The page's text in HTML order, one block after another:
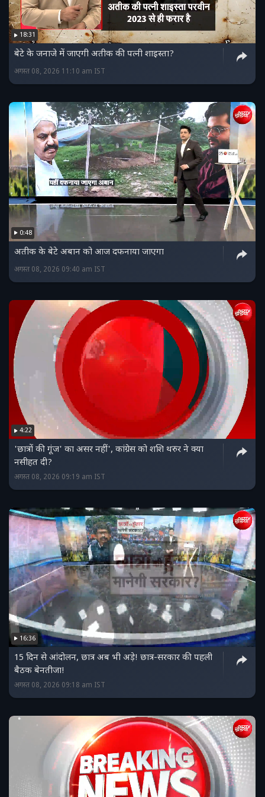
18:31
बेटे के जनाजे में जाएगी अतीक की पत्नी शाइस्ता?
अगस्त 08, 2026 11:10 am IST
0:48
अतीक के बेटे अबान को आज दफनाया जाएगा
अगस्त 08, 2026 09:40 am IST
4:22
'छात्रों की गूंज' का असर नहीं', कांग्रेस को शशि थरुर ने क्या
नसीहत दी?
अगस्त 08, 2026 09:19 am IST
16:36
15 दिन से आंदोलन, छात्र अब भी अड़े! छात्र-सरकार की पहली
बैठक बेनतीजा!
अगस्त 08, 2026 09:18 am IST